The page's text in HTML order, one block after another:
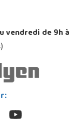
vendredi de 9h à